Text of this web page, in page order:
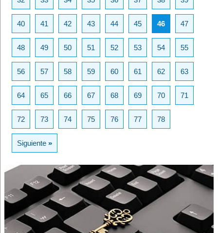
40 41 42 43 44 45 46 47
48 49 50 51 52 53 54 55
56 57 58 59 60 61 62 63
64 65 66 67 68 69 70 71
72 73 74 75 76 77 78
Siguiente»